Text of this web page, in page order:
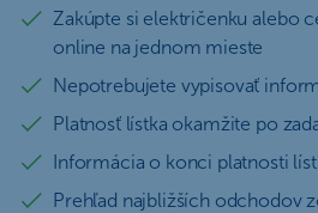
Zakúpte si električenku alebo
online na jednom mieste
Nepotrebujete vypisovať
Platnosť lístka okamžite po
Informácia o konci platnosti
Prehľad najbližších odchodov